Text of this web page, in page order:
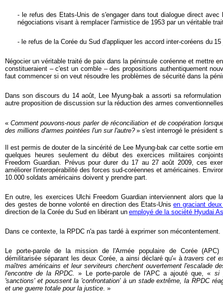
- le refus des Etats-Unis de s'engager dans tout dialogue direct avec
négociations visant à remplacer l'armistice de 1953 par un véritable
- le refus de la Corée du Sud d'appliquer les accord inter-coréens du 15
Négocier un véritable traité de paix dans la péninsule coréenne et mettre
constitueraient – c'est un comble – des propositions authentiquement
faut commencer si on veut résoudre les problèmes de sécurité dans la
Dans son discours du 14 août, Lee Myung-bak a assorti sa
autre proposition de discussion sur la réduction des armes
« Comment pouvons-nous parler de réconciliation et de coopération
des millions d'armes pointées l'un sur l'autre? » s'est interrogé le président
Il est permis de douter de la sincérité de Lee Myung-bak car cette sortie
quelques heures seulement du début des exercices militaires
Freedom Guardian. Prévus pour durer du 17 au 27 août 2009, ces
améliorer l'interopérabilité des forces sud-coréennes et américaines.
10.000 soldats américains doivent y prendre part.
En outre, les exercices Ulchi Freedom Guardian interviennent alors que
des gestes de bonne volonté en direction des Etats-Unis en graciant
direction de la Corée du Sud en libérant un employé de la société Hyudai
Dans ce contexte, la RPDC n'a pas tardé à exprimer son mécontentement.
Le porte-parole de la mission de l'Armée populaire de Corée
démilitarisée séparant les deux Corée, a ainsi déclaré qu'« à travers cet
maîtres américains et leur serviteurs cherchent ouvertement l'escalade
l'encontre de la RPDC. » Le porte-parole de l'APC a ajouté que, « si
'sanctions' et poussent la 'confrontation' à un stade extrême, la RPDC
et une guerre totale pour la justice. »